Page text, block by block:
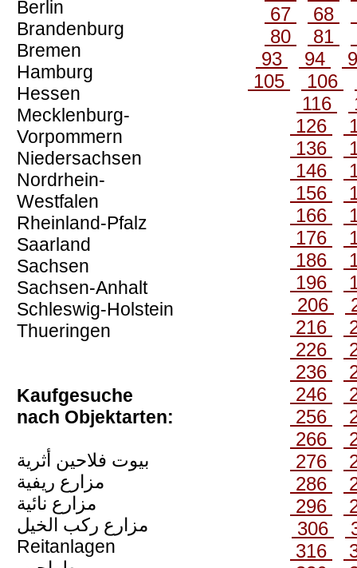
Berlin
Brandenburg
Bremen
Hamburg
Hessen
Mecklenburg-
Vorpommern
Niedersachsen
Nordrhein-
Westfalen
Rheinland-Pfalz
Saarland
Sachsen
Sachsen-Anhalt
Schleswig-Holstein
Thueringen
Kaufgesuche
nach Objektarten:
بيوت فلاحين أثرية
مزارع ريفية
مزارع نائية
مزارع ركب الخيل
Reitanlagen
67
68
80
81
93
94
105
106
116
126
136
146
156
166
176
186
196
206
216
226
236
246
256
266
276
286
296
306
316